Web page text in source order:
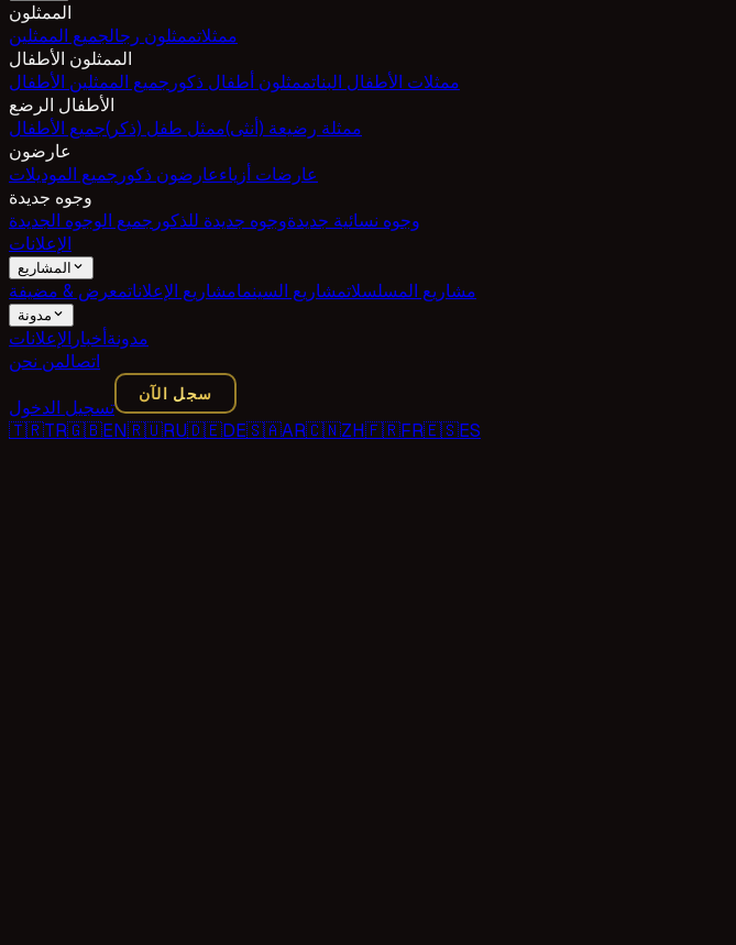
الممثلون
ممثلاتممثلون رجالجميع الممثلين
الممثلون الأطفال
ممثلات الأطفال البناتممثلون أطفال ذكور جميع الممثلين الأطفال
الأطفال الرضع
ممثلة رضيعة (أنثى)ممثل طفل (ذكر)جميع الأطفال
عارضون
عارضات أزياءعارضون ذكور جميع الموديلات
وجوه جديدة
وجوه نسائية جديدةوجوه جديدة للذكور جميع الوجوه الجديدة
الإعلانات
المشاريع
مشاريع المسلسلاتمشاريع السينمامشاريع الإعلاناتمعرض & مضيفة
مدونة
مدونةأخبار الإعلانات
اتصالمن نحن
تسجيل الدخول
سجل الآن
🇹🇷TR🇬🇧EN🇷🇺RU🇩🇪DE🇸🇦AR🇨🇳ZH🇫🇷FR🇪🇸ES